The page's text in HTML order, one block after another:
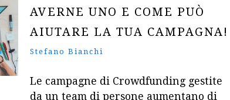
AVERNE UNO E COME PUÒ
AIUTARE LA TUA CAMPAGNA!
Stefano Bianchi
Le campagne di Crowdfunding gestite
da un team di persone aumentano di